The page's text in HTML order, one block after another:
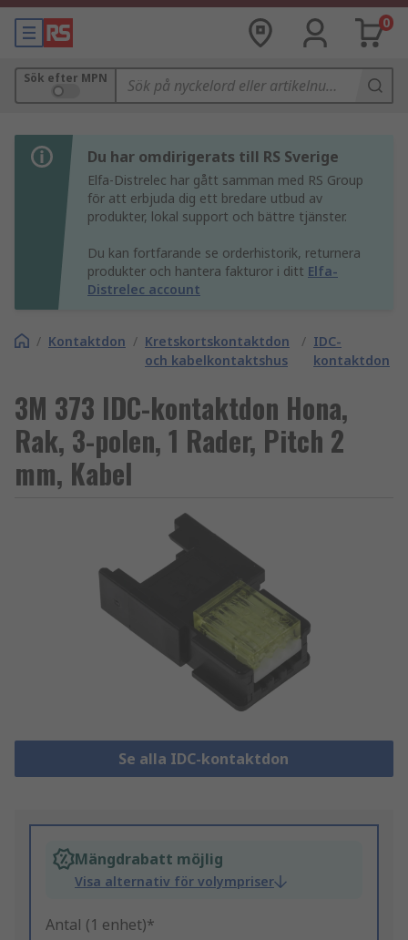
0
Sök efter MPN
Du har omdirigerats till RS Sverige
Elfa-Distrelec har gått samman med RS Group
för att erbjuda dig ett bredare utbud av
produkter, lokal support och bättre tjänster.
Du kan fortfarande se orderhistorik, returnera
produkter och hantera fakturor i ditt Elfa-
Distrelec account
/ Kontaktdon / Kretskortskontaktdon
och kabelkontaktshus
/ IDC-
kontaktdon
3M 373 IDC-kontaktdon Hona,
Rak, 3-polen, 1 Rader, Pitch 2
mm, Kabel
Se alla IDC-kontaktdon
Mängdrabatt möjlig
Visa alternativ för volympriser
Antal (1 enhet)*